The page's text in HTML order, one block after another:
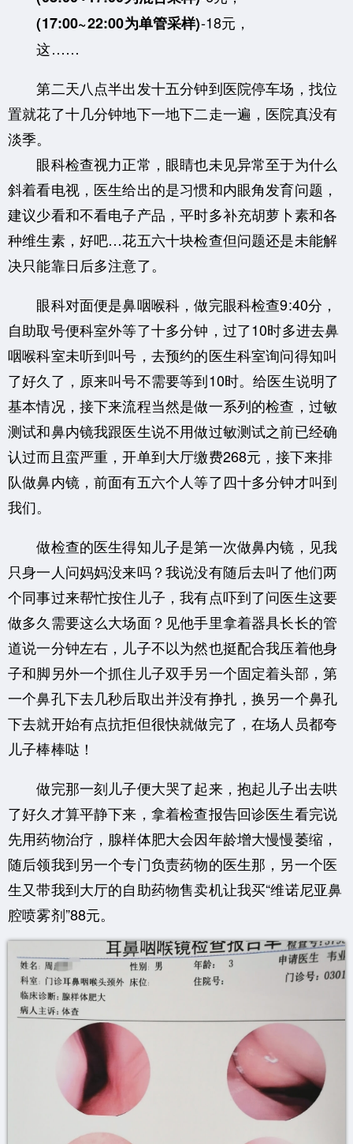
(17:00~22:00为单管采样)-18元，
这……
第二天八点半出发十五分钟到医院停车场，找位
置就花了十几分钟地下一地下二走一遍，医院真没有
淡季。
眼科检查视力正常，眼睛也未见异常至于为什么
斜着看电视，医生给出的是习惯和内眼角发育问题，
建议少看和不看电子产品，平时多补充胡萝卜素和各
种维生素，好吧…花五六十块检查但问题还是未能解
决只能靠日后多注意了。
眼科对面便是鼻咽喉科，做完眼科检查9:40分，
自助取号便科室外等了十多分钟，过了10时多进去鼻
咽喉科室未听到叫号，去预约的医生科室询问得知叫
了好久了，原来叫号不需要等到10时。给医生说明了
基本情况，接下来流程当然是做一系列的检查，过敏
测试和鼻内镜我跟医生说不用做过敏测试之前已经确
认过而且蛮严重，开单到大厅缴费268元，接下来排
队做鼻内镜，前面有五六个人等了四十多分钟才叫到
我们。
做检查的医生得知儿子是第一次做鼻内镜，见我
只身一人问妈妈没来吗？我说没有随后去叫了他们两
个同事过来帮忙按住儿子，我有点吓到了问医生这要
做多久需要这么大场面？见他手里拿着器具长长的管
道说一分钟左右，儿子不以为然也挺配合我压着他身
子和脚另外一个抓住儿子双手另一个固定着头部，第
一个鼻孔下去几秒后取出并没有挣扎，换另一个鼻孔
下去就开始有点抗拒但很快就做完了，在场人员都夸
儿子棒棒哒！
做完那一刻儿子便大哭了起来，抱起儿子出去哄
了好久才算平静下来，拿着检查报告回诊医生看完说
先用药物治疗，腺样体肥大会因年龄增大慢慢萎缩，
随后领我到另一个专门负责药物的医生那，另一个医
生又带我到大厅的自助药物售卖机让我买“维诺尼亚鼻
腔喷雾剂”88元。